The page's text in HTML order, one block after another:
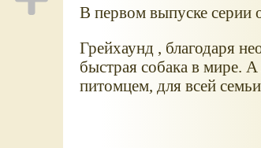
В первом выпуске
Грейхаунд , благодаря
быстрая собака в мире.
питомцем, для всей